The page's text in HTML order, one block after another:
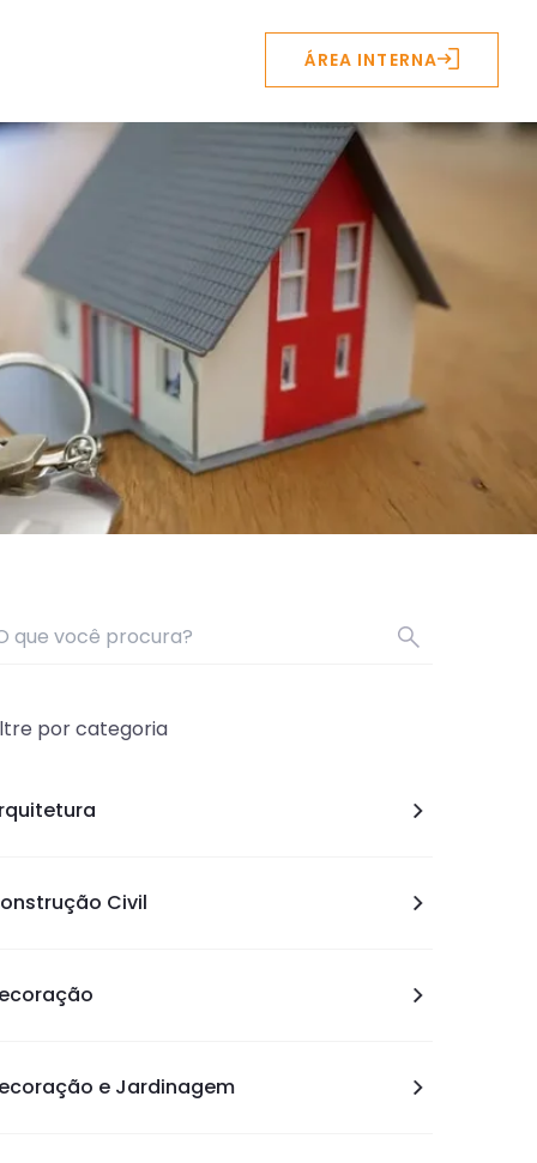
ÁREA INTERNA
por categoria
Civil
e Jardinagem